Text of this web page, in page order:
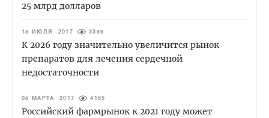
25 млрд долларов
18 ИЮЛЯ 2017 3389
К 2026 году значительно увеличится рынок
препаратов для лечения сердечной
недостаточности
08 МАРТА 2017 4165
Российский фармрынок к 2021 году может